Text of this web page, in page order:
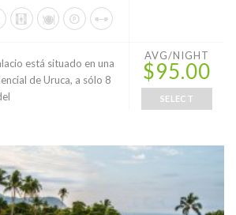
está situado en una
de Uruca, a sólo 8
AVG/NIGHT
$95.00
SELECT